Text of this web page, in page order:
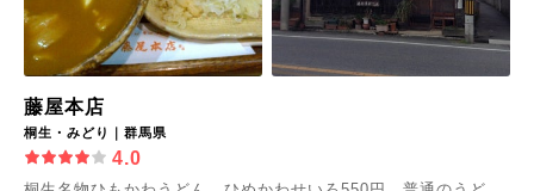
藤屋本店
桐生・みどり｜群馬県
4.0